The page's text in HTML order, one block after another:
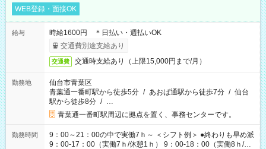
WEB登録・面接OK
給与
時給1600円 ＊日払い・週払いOK
交通費別途支給あり
交通費 交通時支給あり（上限15,000円まで/月）
勤務地
仙台市青葉区
青葉通一番町駅から徒歩5分 / あおば通駅から徒歩7分 / 仙台
駅から徒歩8分 / …
青葉通一番町駅周辺に拠点を置く、事務センターです。
勤務時間
9：00～21：00の中で実働7ｈ～ ＜シフト例＞ ●終わりも早め派
9：00-17：00（実働7ｈ/休憩1ｈ） 9：00-18：00（実働8ｈ/休